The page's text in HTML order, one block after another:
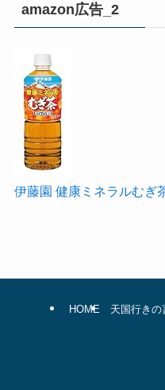
amazon広告_2
伊藤園 健康ミネラルむぎ
HOME 天国行きの